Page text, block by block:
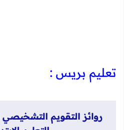
تعليم بريس :
روائز التقويم